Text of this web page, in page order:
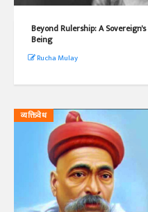
Beyond Rulership: A
Being
Rucha Mulay
व्यक्तिवेध